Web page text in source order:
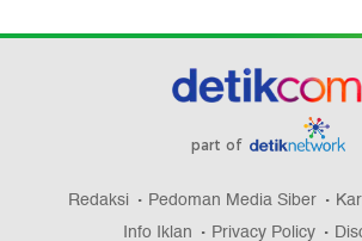
part of
Redaksi Pedoman Media Siber
Info Iklan
Privacy Policy